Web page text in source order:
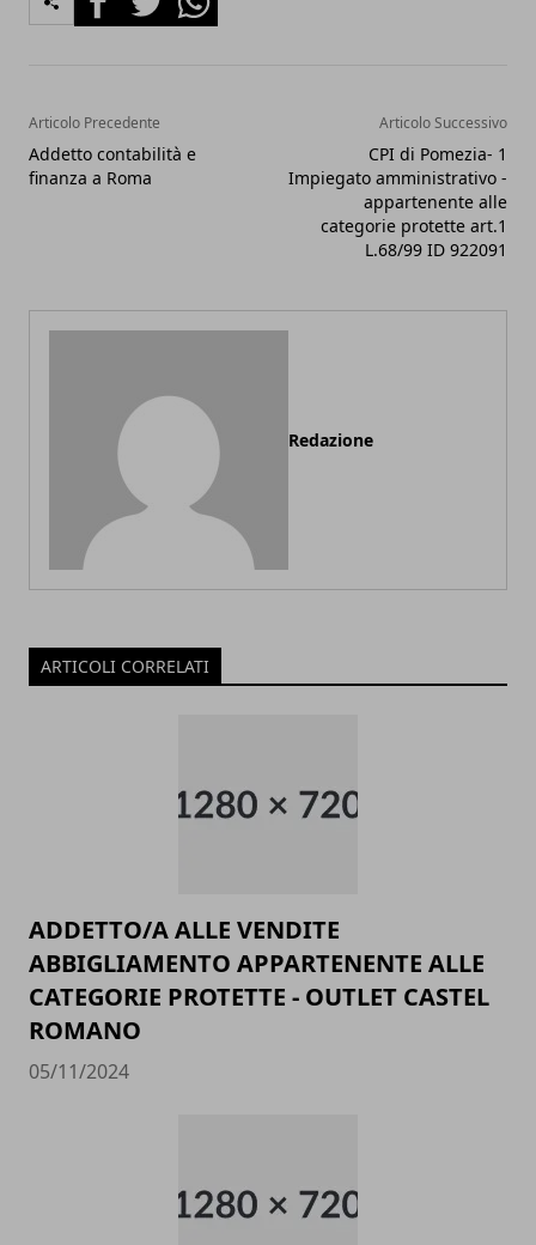
Articolo Precedente
Addetto contabilità e
finanza a Roma
Articolo Successivo
CPI di Pomezia- 1
Impiegato amministrativo -
appartenente alle
categorie protette art.1
L.68/99 ID 922091
Redazione
ARTICOLI CORRELATI
ADDETTO/A ALLE VENDITE
ABBIGLIAMENTO APPARTENENTE ALLE
CATEGORIE PROTETTE - OUTLET CASTEL
ROMANO
05/11/2024